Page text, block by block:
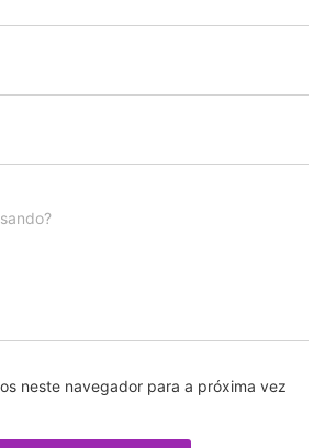
neste navegador para a próxima vez